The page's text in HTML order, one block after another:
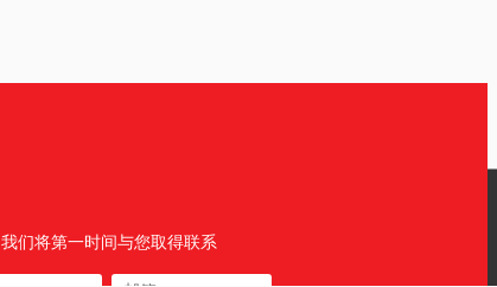
我们将第一时间与您取得联系